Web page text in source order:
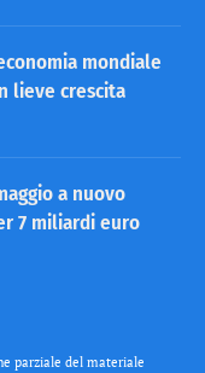
mondiale
lieve crescita
a nuovo
7 miliardi euro
parziale del materiale